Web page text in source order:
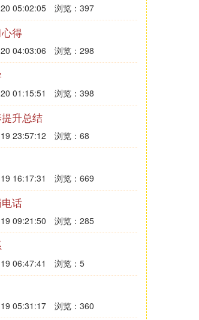
05:02:05 浏览：397
得
04:03:06 浏览：298
01:15:51 浏览：398
升总结
23:57:12 浏览：68
16:17:31 浏览：669
话
09:21:50 浏览：285
06:47:41 浏览：5
05:31:17 浏览：360